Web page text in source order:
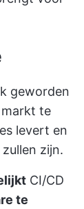
geworden
te
levert en
zijn.
CI/CD
te